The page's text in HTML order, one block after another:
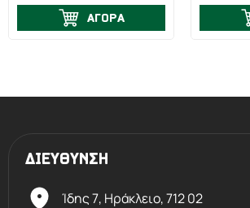
ΑΓΟΡΑ
ΔΙΕΥΘΥΝΣΗ
Ίδης 7, Ηράκλειο,712 02